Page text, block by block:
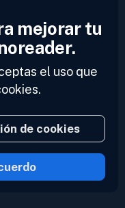
tu perfil y
mejorar tu
el uso que
de cookies